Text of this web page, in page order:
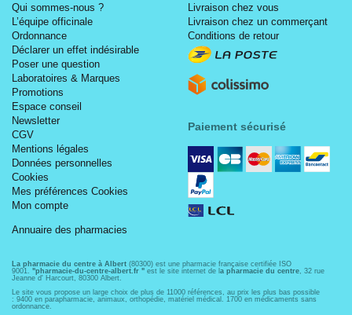
Qui sommes-nous ?
L’équipe officinale
Ordonnance
Déclarer un effet indésirable
Poser une question
Laboratoires & Marques
Promotions
Espace conseil
Newsletter
CGV
Mentions légales
Données personnelles
Cookies
Mes préférences Cookies
Mon compte
Annuaire des pharmacies
Livraison chez vous
Livraison chez un commerçant
Conditions de retour
Paiement sécurisé
La pharmacie du centre à Albert (80300) est une pharmacie française certifiée ISO
9001. "pharmacie-du-centre-albert.fr " est le site internet de l a pharmacie du centre , 32 rue
Jeanne d' Harcourt, 80300 Albert.
Le site vous propose un large choix de plus de 11000 références, au prix les plus bas possible
: 9400 en parapharmacie, animaux, orthopédie, matériel médical. 1700 en médicaments sans
ordonnance.